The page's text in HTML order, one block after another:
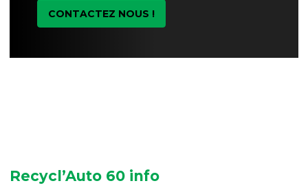
CONTACTEZ NOUS !
Recycl’Auto 60 info